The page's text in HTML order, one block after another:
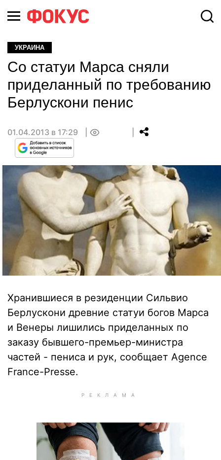
УКРАИНА
Со статуи Марса сняли
приделанный по требованию
Берлускони пенис
01.04.2013 в 17:29
Хранившиеся в резиденции Сильвио
Берлускони древние статуи богов Марса
и Венеры лишились приделанных по
заказу бывшего-премьер-министра
частей - пениса и рук, сообщает Agence
France-Presse.